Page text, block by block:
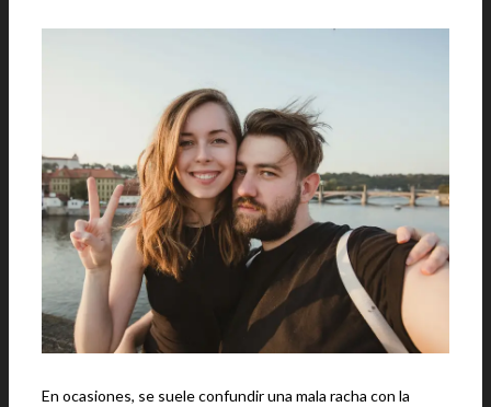
En ocasiones, se suele confundir una mala racha con la